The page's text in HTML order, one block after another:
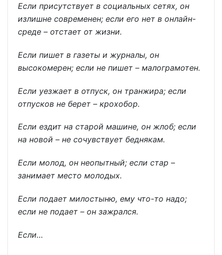
Если присутствует в социальных сетях, он
излишне современен; если его нет в онлайн-
среде – отстает от жизни.
Если пишет в газеты и журналы, он
высокомерен; если не пишет – малограмотен.
Если уезжает в отпуск, он транжира; если
отпусков не берет – крохобор.
Если ездит на старой машине, он жлоб; если
на новой – не сочувствует беднякам.
Если молод, он неопытный; если стар –
занимает место молодых.
Если подает милостыню, ему что-то надо;
если не подает – он зажрался.
Если…